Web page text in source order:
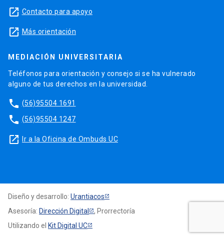
launch Contacto para apoyo
launch Más orientación
MEDIACIÓN UNIVERSITARIA
Teléfonos para orientación y consejo si se ha vulnerado
alguno de tus derechos en la universidad.
phone (56)95504 1691
phone (56)95504 1247
launch Ir a la Oficina de Ombuds UC
Diseño y desarrollo: Urantiacos
Asesoría: Dirección Digital
, Prorrectoría
Utilizando el Kit Digital UC